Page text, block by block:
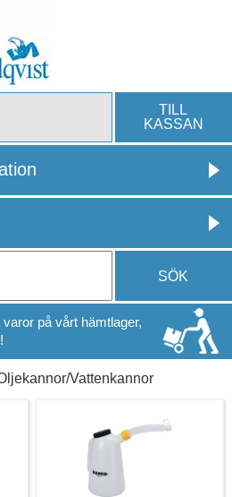
TILL
KASSAN
SÖK
på vårt hämtlager,
Vattenkannor